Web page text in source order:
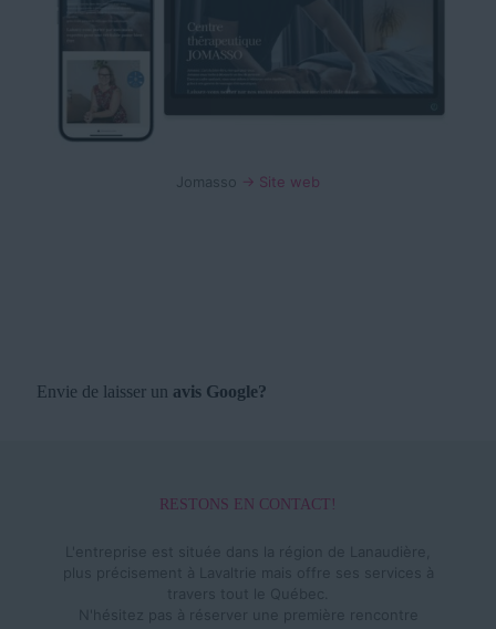
Jomasso → Site web
Envie de laisser un avis Google?
RESTONS EN CONTACT!